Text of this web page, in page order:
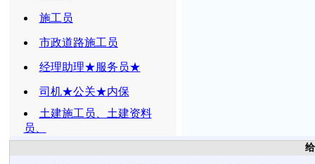
施工员
市政道路施工员
经理助理★服务员★
司机★公关★内保
土建施工员、土建资料
员、